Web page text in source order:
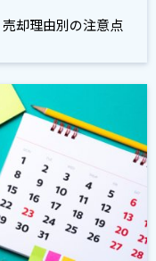
却理由別の注意点